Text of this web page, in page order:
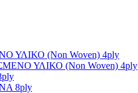
(Non Woven) 4ply
ΥΛΙΚΟ (Non Woven) 4ply
8ply